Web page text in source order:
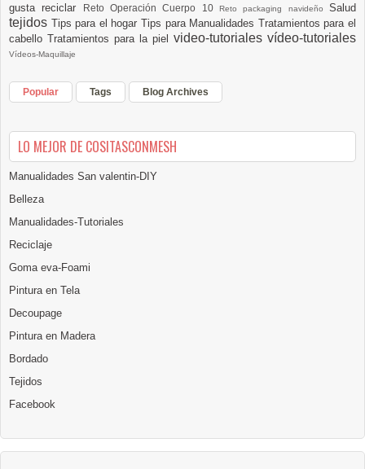
gusta reciclar
Reto Operación Cuerpo 10Reto packaging navideñoSalud
tejidos Tips para el hogarTips para Manualidades Tratamientos para el
cabello Tratamientos para la piel video-tutoriales vídeo-tutoriales
Vídeos-Maquillaje
Popular Tags Blog Archives
LO MEJOR DE COSITASCONMESH
Manualidades San valentin-DIY
Belleza
Manualidades-Tutoriales
Reciclaje
Goma eva-Foami
Pintura en Tela
Decoupage
Pintura en Madera
Bordado
Tejidos
Facebook